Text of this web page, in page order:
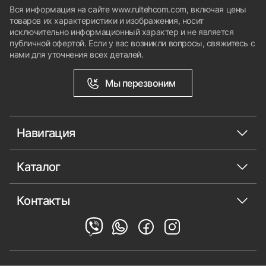
Вся информация на сайте www.rultehcom.com, включая цены
товаров их характеристики и изображения, носит
исключительно информационный характер и не является
публичной офертой. Если у вас возникли вопросы, свяжитесь с
нами для уточнения всех деталей.
Мы перезвоним
Навигация
Каталог
Контакты